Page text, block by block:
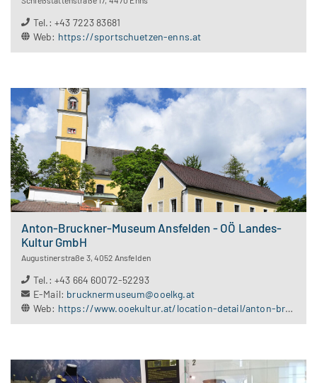
Tel.: +43 7223 83681
Web: https://sportschuetzen-enns.at
Anton-Bruckner-Museum Ansfelden - OÖ Landes-
Kultur GmbH
Augustinerstraße 3,4052 Ansfelden
Tel.: +43 664 60072-52293
E-Mail: brucknermuseum@ooelkg.at
Web: https://www.ooekultur.at/location-detail/anton-bruckner-museum-ansfelden